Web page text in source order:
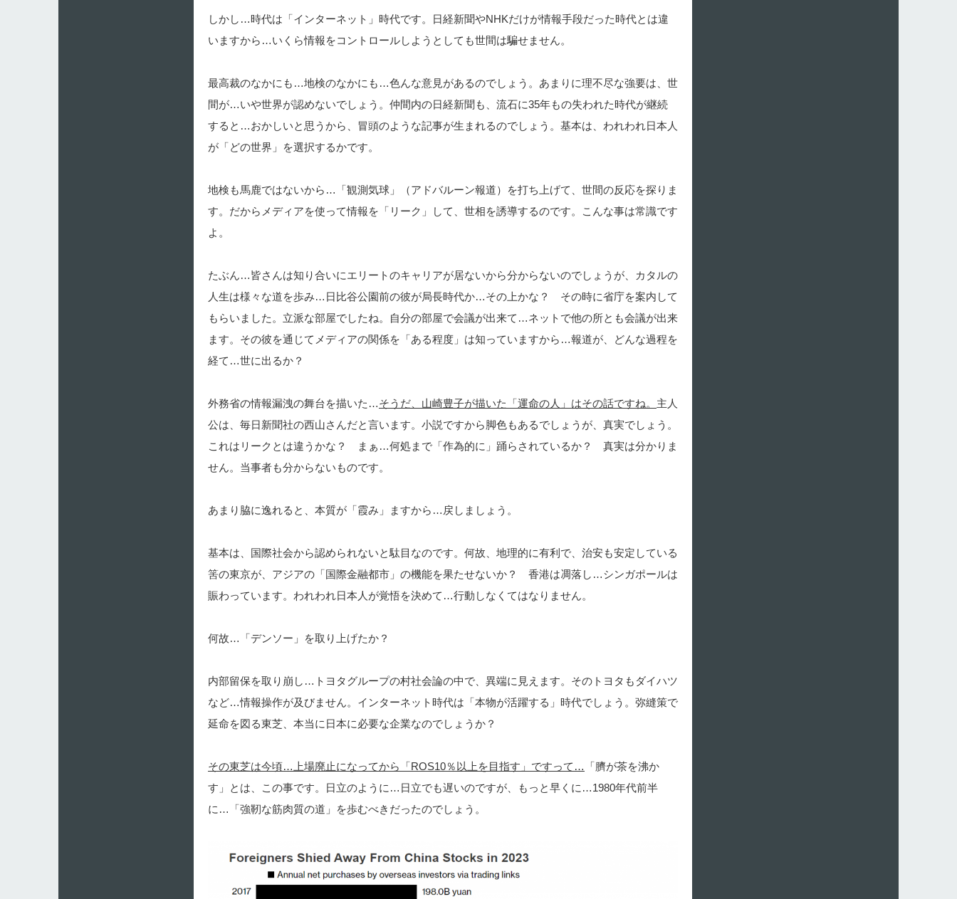
しかし…時代は「インターネット」時代です。日経新聞やNHKだけが情報手段だった時代とは違
いますから…いくら情報をコントロールしようとしても世間は騙せません。
最高裁のなかにも…地検のなかにも…色んな意見があるのでしょう。あまりに理不尽な強要は、世
間が…いや世界が認めないでしょう。仲間内の日経新聞も、流石に35年もの失われた時代が継続
すると…おかしいと思うから、冒頭のような記事が生まれるのでしょう。基本は、われわれ日本人
が「どの世界」を選択するかです。
地検も馬鹿ではないから…「観測気球」（アドバルーン報道）を打ち上げて、世間の反応を探りま
す。だからメディアを使って情報を「リーク」して、世相を誘導するのです。こんな事は常識です
よ。
たぶん…皆さんは知り合いにエリートのキャリアが居ないから分からないのでしょうが、カタルの
人生は様々な道を歩み…日比谷公園前の彼が局長時代か…その上かな？ その時に省庁を案内して
もらいました。立派な部屋でしたね。自分の部屋で会議が出来て…ネットで他の所とも会議が出来
ます。その彼を通じてメディアの関係を「ある程度」は知っていますから…報道が、どんな過程を
経て…世に出るか？
外務省の情報漏洩の舞台を描いた…そうだ、山崎豊子が描いた「運命の人」はその話ですね。 主人
公は、毎日新聞社の西山さんだと言います。小説ですから脚色もあるでしょうが、真実でしょう。
これはリークとは違うかな？ まぁ…何処まで「作為的に」踊らされているか？ 真実は分かりま
せん。当事者も分からないものです。
あまり脇に逸れると、本質が「霞み」ますから…戻しましょう。
基本は、国際社会から認められないと駄目なのです。何故、地理的に有利で、治安も安定している
筈の東京が、アジアの「国際金融都市」の機能を果たせないか？ 香港は凋落し…シンガポールは
賑わっています。われわれ日本人が覚悟を決めて…行動しなくてはなりません。
何故…「デンソー」を取り上げたか？
内部留保を取り崩し…トヨタグループの村社会論の中で、異端に見えます。そのトヨタもダイハツ
など…情報操作が及びません。インターネット時代は「本物が活躍する」時代でしょう。弥縫策で
延命を図る東芝、本当に日本に必要な企業なのでしょうか？
その東芝は今頃…上場廃止になってから「ROS10％以上を目指す」ですって…
「臍が茶を沸か
す」とは、この事です。日立のように…日立でも遅いのですが、もっと早くに…1980年代前半
に…「強靭な筋肉質の道」を歩むべきだったのでしょう。